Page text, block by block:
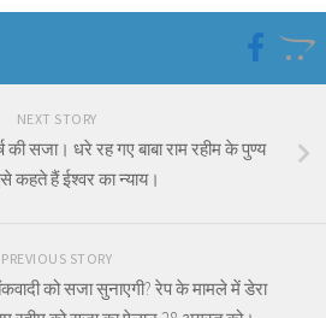
NEXT STORY
की सजा। धरे रह गए बाबा राम रहीम के पुण्य
कहते हैं ईश्वर का न्याय।
PREVIOUS STORY
को सजा सुनाएगी? रेप के मामले में डेरा